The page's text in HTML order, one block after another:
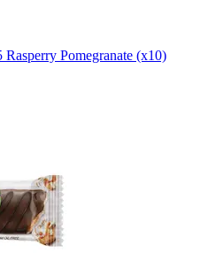
Pomegranate (x10)